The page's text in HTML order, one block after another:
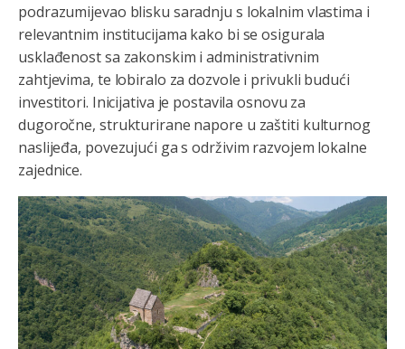
podrazumijevao blisku saradnju s lokalnim vlastima i
relevantnim institucijama kako bi se osigurala
usklađenost sa zakonskim i administrativnim
zahtjevima, te lobiralo za dozvole i privukli budući
investitori. Inicijativa je postavila osnovu za
dugoročne, strukturirane napore u zaštiti kulturnog
naslijeđa, povezujući ga s održivim razvojem lokalne
zajednice.